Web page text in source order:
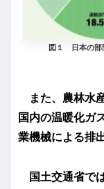
図１ 日本の部
また、農林水
国内の温暖化ガ
業機械による排
国土交通省で